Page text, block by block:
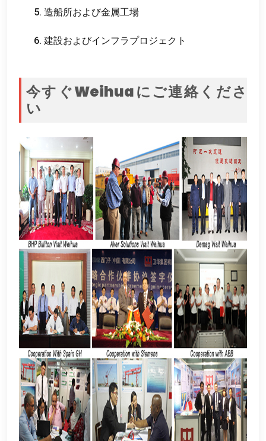
5. 造船所および金属工場
6. 建設およびインフラプロジェクト
今すぐWeihuaにご連絡くださ
い